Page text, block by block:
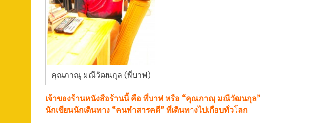
คุณภาณุ มณีวัฒนกุล (พี่บาฟ)
เจ้าของร้านหนังสือร้านนี้ คือ พี่บาฟ หรือ “คุณภาณุ มณีวัฒนกุล”
นักเขียนนักเดินทาง “คนทำสารคดี” ที่เดินทางไปเกือบทั่วโลก